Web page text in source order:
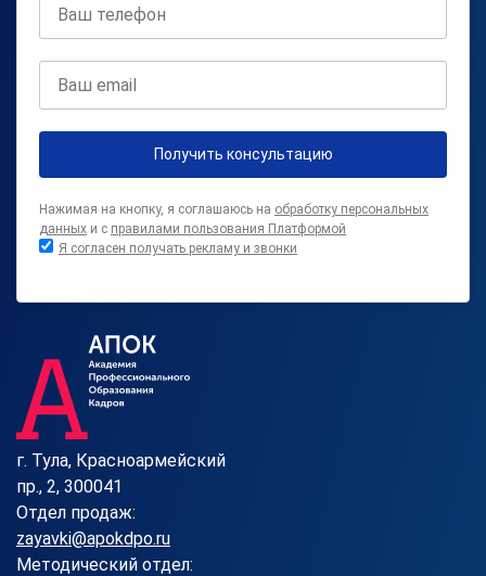
Получить консультацию
Нажимая на кнопку, я соглашаюсь на обработку персональных
данных и с правилами пользования Платформой
Я согласен получать рекламу и звонки
г. Тула, Красноармейский
пр., 2, 300041
Отдел продаж:
zayavki@apokdpo.ru
Методический отдел: